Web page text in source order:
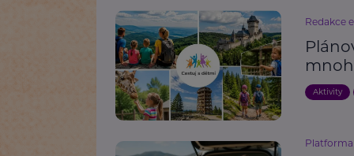
Redakce
Aktivity
Platforma